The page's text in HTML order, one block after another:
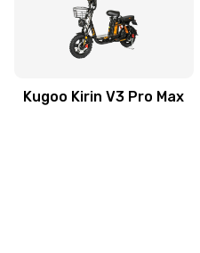
Kugoo Kirin V3 Pro Max